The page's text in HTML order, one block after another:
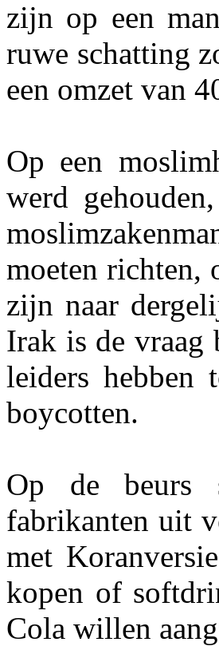
zijn op een
ruwe schatting
een omzet van
Op een
werd
moeten richten,
zijn naar
Irak is de vraag
leiders hebben
boycotten.
Op de beurs
fabrikanten uit
met
kopen of
Cola willen